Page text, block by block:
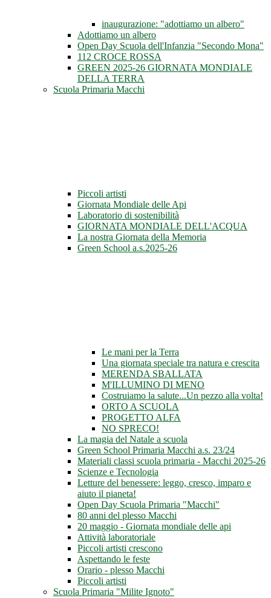
inaugurazione: "adottiamo un albero"
Adottiamo un albero
Open Day Scuola dell'Infanzia "Secondo Mona"
112 CROCE ROSSA
GREEN 2025-26 GIORNATA MONDIALE
DELLA TERRA
Scuola Primaria Macchi
Piccoli artisti
Giornata Mondiale delle Api
Laboratorio di sostenibilità
GIORNATA MONDIALE DELL'ACQUA
La nostra Giornata della Memoria
Green School a.s.2025-26
Le mani per la Terra
Una giornata speciale tra natura e crescita
MERENDA SBALLATA
M'ILLUMINO DI MENO
Costruiamo la salute...Un pezzo alla volta!
ORTO A SCUOLA
PROGETTO ALFA
NO SPRECO!
La magia del Natale a scuola
Green School Primaria Macchi a.s. 23/24
Materiali classi scuola primaria - Macchi 2025-26
Scienze e Tecnologia
Letture del benessere: leggo, cresco, imparo e
aiuto il pianeta!
Open Day Scuola Primaria "Macchi"
80 anni del plesso Macchi
20 maggio - Giornata mondiale delle api
Attività laboratoriale
Piccoli artisti crescono
Aspettando le feste
Orario - plesso Macchi
Piccoli artisti
Scuola Primaria "Milite Ignoto"